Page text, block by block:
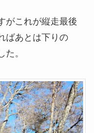
がこれが縦走最後
ばあとは下りの
。